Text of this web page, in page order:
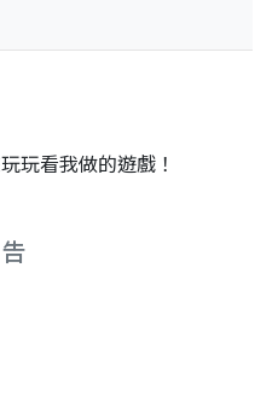
玩看我做的遊戲！